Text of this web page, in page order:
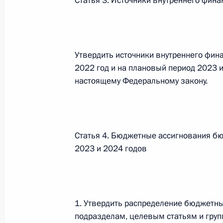
26 июля 2026 года
правонарушениях
26 июля 2026 года
О ратификации Соглашения между
Республики Беларусь о сотрудничестве
Утвердить источники внутреннего
2022 год и на плановый период 2023
настоящему Федеральному закону.
Статья 4. Бюджетные ассигнования
2023 и 2024 годов
1. Утвердить распределение
подразделам, целевым статьям и